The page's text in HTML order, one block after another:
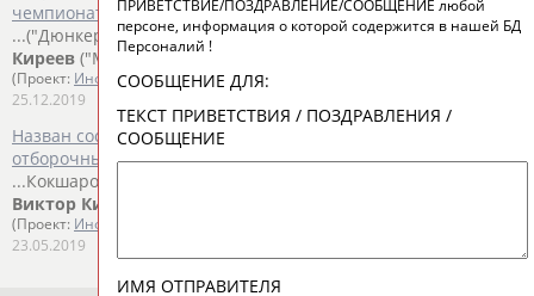
чемпионату Европы 2020
...("Дюнкерк", Франция), Денис Заболотин (СКИФ),Виктор
Киреев ("Мотор", Украина). Левые крайние:...
(Проект: Информационное агентство СТАДИОН
25.12.2019
Назван состав сборной России по гандболу перед
отборочным матчами ЧЕ-2020 с Италией и Словакией
...Кокшаровым пригласил на сбор 18 гандболистов. Вратари:
Виктор Киреев
(Проект: Информационное агентство СТАДИОН
23.05.2019
ПРИВЕТСТВИЕ/ПОЗДРАВЛЕНИЕ/СООБЩЕНИЕ любой
персоне, информация о которой содержится в нашей БД
Персоналий !
СООБЩЕНИЕ ДЛЯ:
ТЕКСТ ПРИВЕТСТВИЯ / ПОЗДРАВЛЕНИЯ /
СООБЩЕНИЕ
ИМЯ ОТПРАВИТЕЛЯ